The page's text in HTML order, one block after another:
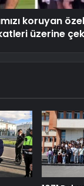
koruyan
üzerine